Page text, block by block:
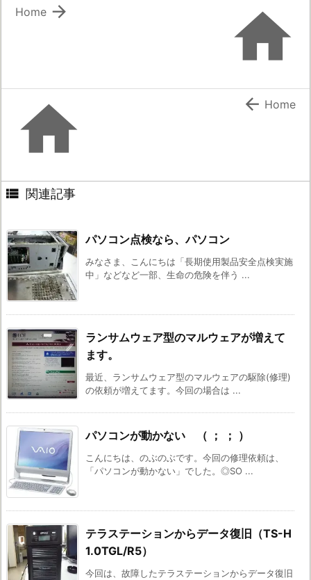


Home
  Home
 関連記事
パソコン点検なら、パソコン
みなさま、こんにちは「長期使用製品安全点検実施
中」などなど一部、生命の危険を伴う ...
ランサムウェア型のマルウェアが増えて
ます。
最近、ランサムウェア型のマルウェアの駆除(修理)
の依頼が増えてます。今回の場合は ...
パソコンが動かない （ ； ； ）
こんにちは、のぶのぶです。今回の修理依頼は、
「パソコンが動かない」でした。◎SO ...
テラステーションからデータ復旧（TS-H
1.0TGL/R5）
今回は、故障したテラステーションからデータ復旧